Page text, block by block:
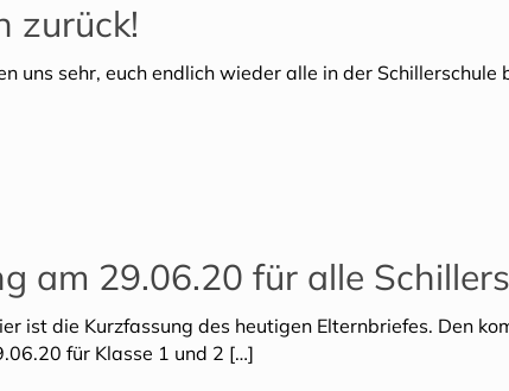
zurück!
uns sehr, euch endlich wieder alle in der Schillerschule
am 29.06.20 für alle
ist die Kurzfassung des heutigen Elternbriefes. Den
für Klasse 1 und 2 […]